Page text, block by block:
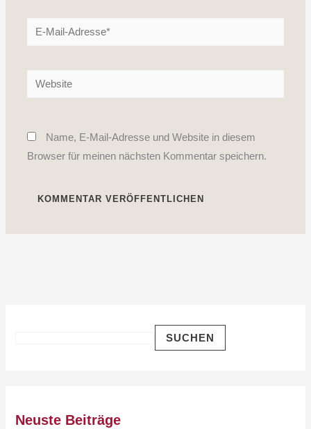
E-
Mail-
Website
Name, E-Mail-Adresse und Website in diesem
Browser für meinen nächsten Kommentar speichern.
SUCHEN
Neuste Beiträge